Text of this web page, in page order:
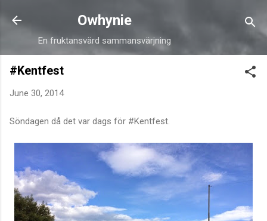
Skip to main content
Owhynie
En fruktansvärd sammansvärjning
#Kentfest
June 30, 2014
Söndagen då det var dags för #Kentfest.